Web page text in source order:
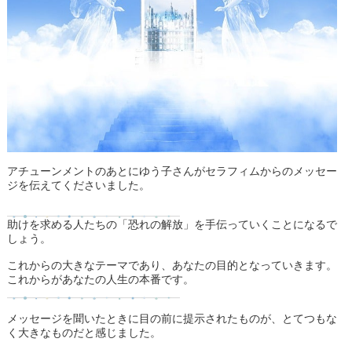
アチューンメントのあとにゆう子さんがセラフィムからのメッセー
ジを伝えてくださいました。
助けを求める人たちの「恐れの解放」を手伝っていくことになるで
しょう。
これからの大きなテーマであり、あなたの目的となっていきます。
これからがあなたの人生の本番です。
メッセージを聞いたときに目の前に提示されたものが、とてつもな
く大きなものだと感じました。